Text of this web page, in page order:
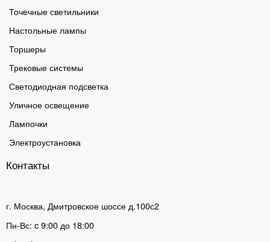
Точечные светильники
Настольные лампы
Торшеры
Трековые системы
Светодиодная подсветка
Уличное освещение
Лампочки
Электроустановка
Контакты
г. Москва, Дмитровское шоссе д.100с2
Пн-Вс: c 9:00 до 18:00